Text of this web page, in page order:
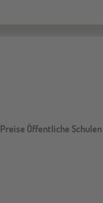
Preise Öffentliche